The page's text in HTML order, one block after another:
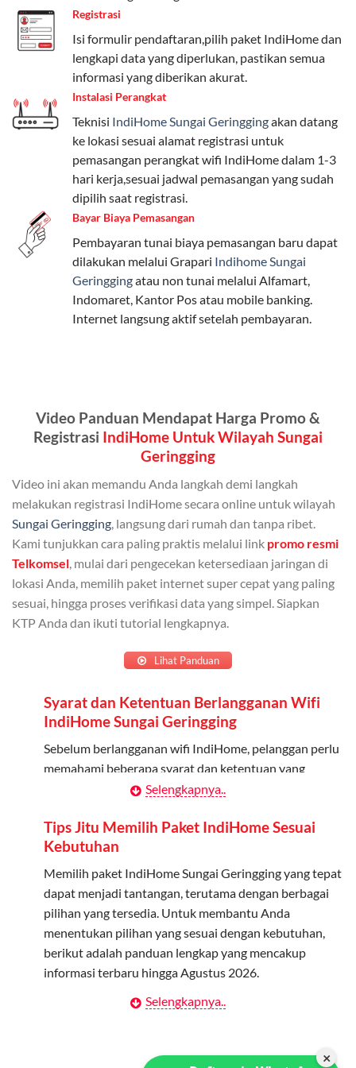
Telkomsel One menyediakan pilihan paket yang
beragam, mulai dari paket hemat hingga premium.
Pengguna bisa memilih sesuai kebutuhan, baik untuk
internet, komunikasi, atau hiburan.
Paket Easy cocok untuk kebutuhan dasar, Paket
Complete untuk yang menginginkan fitur lengkap,
dan Paket Dynamic IP untuk pengguna yang
memprioritaskan kecepatan internet tinggi.
Paket Telkomsel One dengan Kuota Keluarga
Salah satu fitur unggulan Telkomsel One adalah Paket
Kuota Keluarga. Dengan kuota hingga 30 GB, Anda
bisa membagikan internet kepada anggota keluarga
atau teman tanpa perlu khawatir kehabisan kuota.
Berikut adalah detailnya:
Bisa Dibagi Hingga 5 Anggota
Admin dapat mendaftarkan hingga 5 anggota
keluarga atau teman untuk menggunakan kuota ini.
Berlaku Nasional
Kuota keluarga bisa digunakan di seluruh Indonesia
untuk jaringan 2G, 3G, dan 4G.
Tidak Berlaku untuk Roaming
Kuota ini hanya bisa digunakan di dalam negeri.
Cara Menggunakan Kuota Keluarga
Daftarkan Anggota: Admin dapat mendaftarkan anggota
melalui aplikasi MyTelkomsel atau website Telkomsel One.
Bagikan Kuota: Setelah terdaftar, anggota bisa langsung
menggunakan kuota keluarga.
Pantau Penggunaan: Admin dapat memantau penggunaan
Registrasi
Isi formulir pendaftaran,pilih paket IndiHome dan
lengkapi data yang diperlukan, pastikan semua
informasi yang diberikan akurat.
Instalasi Perangkat
Teknisi IndiHome Sungai Geringgingakan datang
ke lokasi sesuai alamat registrasi untuk
pemasangan perangkat wifi IndiHome dalam 1-3
hari kerja,sesuai jadwal pemasangan yang sudah
dipilih saat registrasi.
Bayar Biaya Pemasangan
Pembayaran tunai biaya pemasangan baru dapat
dilakukan melalui Grapari Indihome Sungai
Geringgingatau non tunai melalui Alfamart,
Indomaret, Kantor Pos atau mobile banking.
Internet langsung aktif setelah pembayaran.
Video Panduan Mendapat Harga Promo &
Registrasi IndiHome Untuk Wilayah Sungai
Geringging
Video ini akan memandu Anda langkah demi langkah
melakukan registrasi IndiHome secara online untuk wilayah
Sungai Geringging , langsung dari rumah dan tanpa ribet.
Kami tunjukkan cara paling praktis melalui link promo resmi
Telkomsel , mulai dari pengecekan ketersediaan jaringan di
lokasi Anda, memilih paket internet super cepat yang paling
sesuai, hingga proses verifikasi data yang simpel. Siapkan
KTP Anda dan ikuti tutorial lengkapnya.
Lihat Panduan
Syarat dan Ketentuan Berlangganan Wifi
IndiHome Sungai Geringging
Sebelum berlangganan wifi IndiHome, pelanggan perlu
memahami beberapa syarat dan ketentuan yang
Kontrak Berlangganan
Pelanggan harus menandatangani Kontrak
Berlangganan yang mencakup data pelanggan, jenis
layanan indihome Sungai Geringging yang dipilih, serta
syarat dan ketentuan yang berlaku. Kontrak ini dapat
diubah atau ditambah sesuai kebutuhan.
Biaya Pasang Baru (PSB)
perangkat CPE (Customer Premises Equipment)
dilakukan sebelum layanan wifi indiHome dapat
Selengkapnya..
Tips Jitu Memilih Paket IndiHome Sesuai
Kebutuhan
Memilih paket IndiHome Sungai Geringging yang tepat
dapat menjadi tantangan, terutama dengan berbagai
pilihan yang tersedia. Untuk membantu Anda
menentukan pilihan yang sesuai dengan kebutuhan,
berikut adalah panduan lengkap yang mencakup
informasi terbaru hingga Agustus 2026.
Menentukan Kebutuhan Kecepatan Internet
Sungai Geringging adalah memahami kebutuhan
Selengkapnya..
×